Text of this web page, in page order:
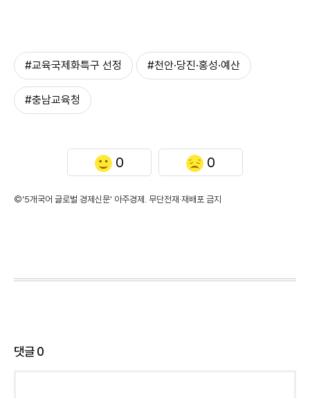
#교육국제화특구 선정 #천안·당진·홍성·예산
#충남교육청
0 0
©'5개국어 글로벌 경제신문' 아주경제. 무단전재·재배포 금지
댓글0